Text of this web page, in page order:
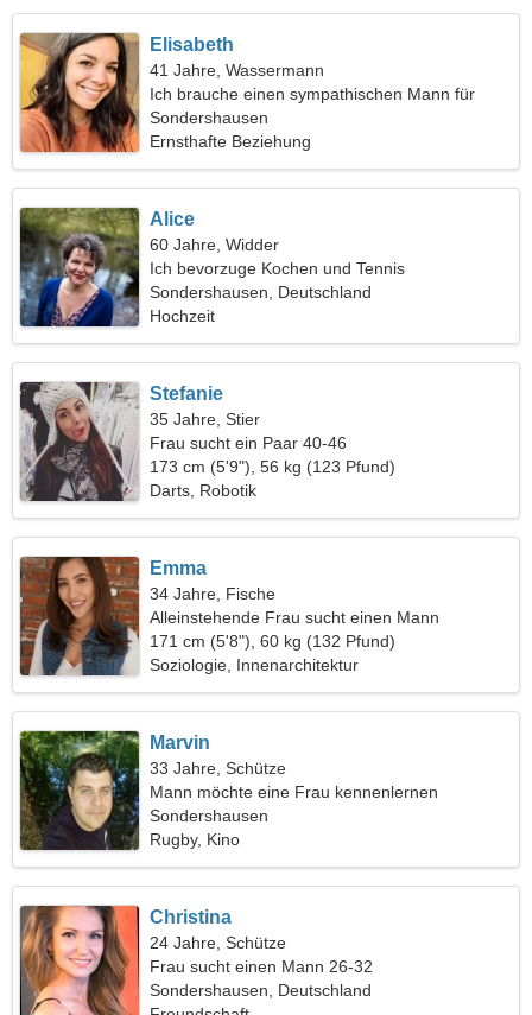
Elisabeth
41 Jahre, Wassermann
Ich brauche einen sympathischen Mann für
einen gemeinsamen Spaziergang
Sondershausen
Ernsthafte Beziehung
Alice
60 Jahre, Widder
Ich bevorzuge Kochen und Tennis
Sondershausen, Deutschland
Hochzeit
Stefanie
35 Jahre, Stier
Frau sucht ein Paar 40-46
173 cm (5'9"), 56 kg (123 Pfund)
Darts, Robotik
Emma
34 Jahre, Fische
Alleinstehende Frau sucht einen Mann
171 cm (5'8"), 60 kg (132 Pfund)
Soziologie, Innenarchitektur
Marvin
33 Jahre, Schütze
Mann möchte eine Frau kennenlernen
Sondershausen
Rugby, Kino
Christina
24 Jahre, Schütze
Frau sucht einen Mann 26-32
Sondershausen, Deutschland